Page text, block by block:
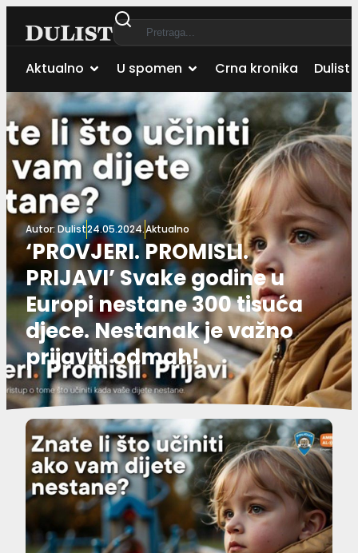
Aktualno U spomen Crna kronika Dulist
Autor: Dulist24.05.2024.Aktualno
‘PROVJERI. PROMISLI.
PRIJAVI’ Svake godine u
Europi nestane 300 tisuća
djece. Nestanak je važno
prijaviti odmah!